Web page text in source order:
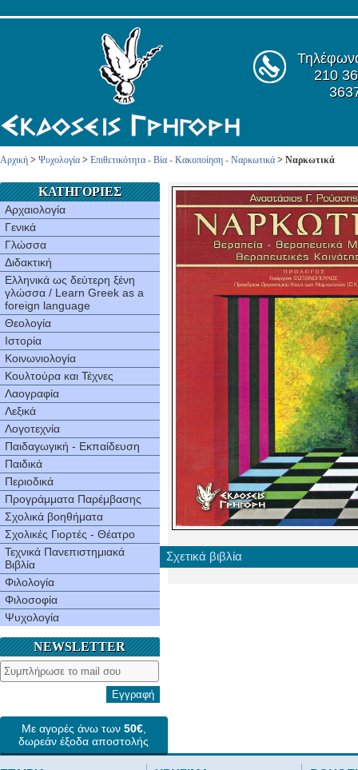
210
Αρχική > Ψυχολογία > Επιθετικότητα - Βία - Κακοποίηση - Ναρκωτικά > Ναρκωτικά
ΚΑΤΗΓΟΡΙΕΣ
Αρχαιολογία
Γενικά
Γλώσσα
Διδακτική
Ελληνικά ως δεύτερη ξένη
γλώσσα / Learn Greek as a
foreign language
Θεολογία
Ιστορία
Κοινωνιολογία
Κουλτούρα και Τέχνες
Λαογραφία
Λεξικά
Λογοτεχνία
Παιδαγωγική - Εκπαίδευση
Παιδικά
Περιοδικά
Προγράμματα Παρέμβασης
Σχολικά βοηθήματα
Σχολικές Γιορτές - Θέατρο
Τεχνικά Πανεπιστημιακά
Βιβλία
Φιλολογία
Φιλοσοφία
Ψυχολογία
NEWSLETTER
Εγγραφή
Με αγορές άνω των 50€
δωρεάν έξοδα αποστολής
Σχετικά βιβλία